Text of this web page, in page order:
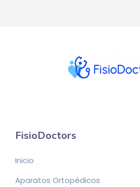
FisioDoctors
Inicio
Aparatos Ortopédicos